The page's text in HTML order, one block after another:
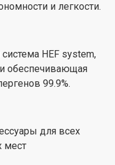
и легкости.
HEF system,
обеспечивающая
99.9%.
для всех
мест